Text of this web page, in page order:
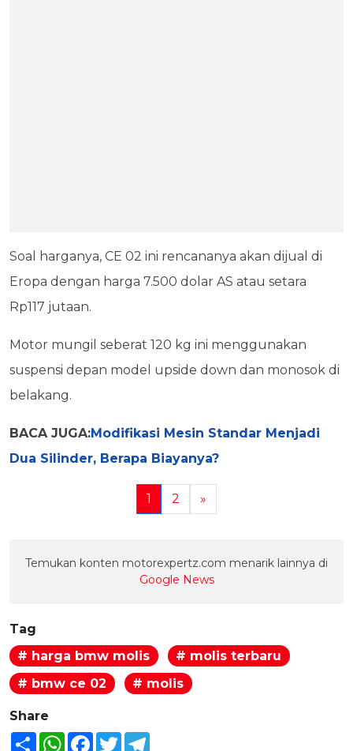
Soal harganya, CE 02 ini rencananya akan dijual di
Eropa dengan harga 7.500 dolar AS atau setara
Rp117 jutaan.
Motor mungil seberat 120 kg ini menggunakan
suspensi depan model upside down dan monosok di
belakang.
BACA JUGA:Modifikasi Mesin Standar Menjadi
Dua Silinder, Berapa Biayanya?
1 2 »
Temukan konten motorexpertz.com menarik lainnya di
Google News
Tag
# harga bmw molis
# molis terbaru
# bmw ce 02
# molis
Share
Share WhatsAppFacebook
Twitter